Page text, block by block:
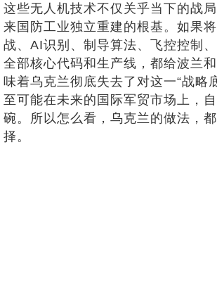
这些无人机技术不仅关乎当下的战
来国防工业独立重建的根基。如果
战、AI识别、制导算法、飞控控制
全部核心代码和生产线，都给波兰
味着乌克兰彻底失去了对这一“战略
至可能在未来的国际军贸市场上，
碗。所以怎么看，乌克兰的做法，
择。